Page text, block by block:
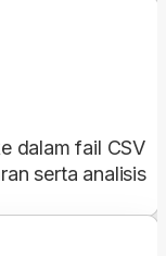
dalam fail CSV
serta analisis